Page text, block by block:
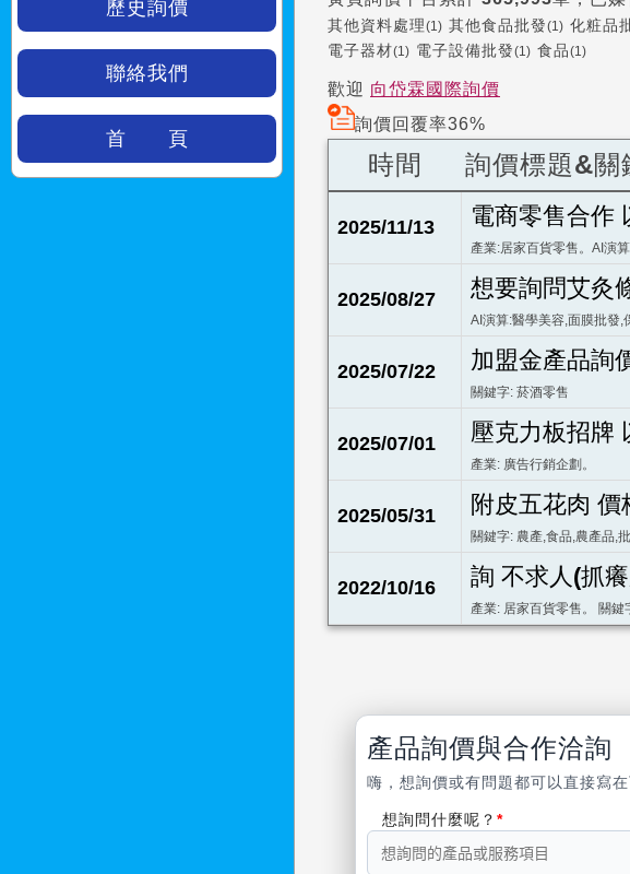
其他資料處理(1) 其他食品批發(1) 化粧品
電子器材(1) 電子設備批發(1) 食品(1)
歡迎 向岱霖國際詢價
詢價回覆率36%
時間 詢價標題&關
2025/11/13 電商零售合作
產業:居家百貨零售。AI演
2025/08/27 想要詢問艾灸
AI演算:醫學美容,面膜批發,
2025/07/22 加盟金產品詢
關鍵字: 菸酒零售
2025/07/01 壓克力板招牌
產業: 廣告行銷企劃。
2025/05/31 附皮五花肉 價
關鍵字: 農產,食品,農產品,
2022/10/16 詢 不求人(抓
產業: 居家百貨零售。 關鍵
產品詢價與合作洽詢
嗨，想詢價或有問題都可以直接寫
想詢問什麼呢？
歷史詢價
聯絡我們
首 頁